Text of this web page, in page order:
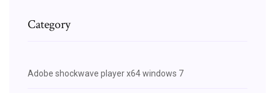
Category
Adobe shockwave player x64 windows 7